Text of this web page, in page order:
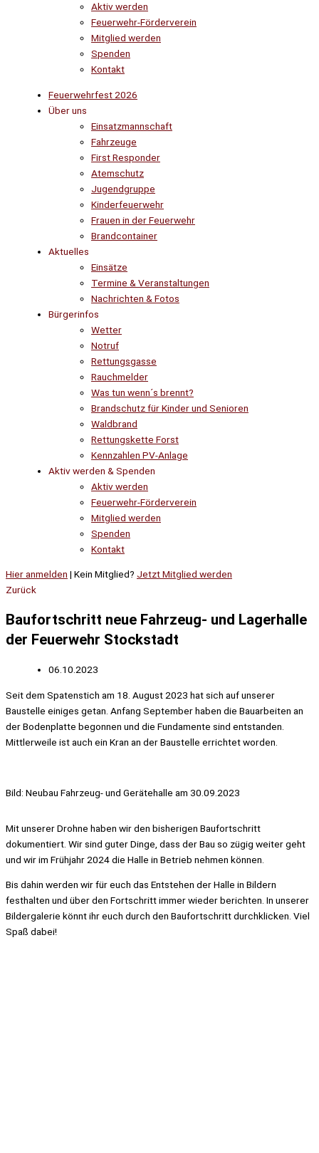
Aktiv werden
Feuerwehr-Förderverein
Mitglied werden
Spenden
Kontakt
Feuerwehrfest 2026
Über uns
Einsatzmannschaft
Fahrzeuge
First Responder
Atemschutz
Jugendgruppe
Kinderfeuerwehr
Frauen in der Feuerwehr
Brandcontainer
Aktuelles
Einsätze
Termine & Veranstaltungen
Nachrichten & Fotos
Bürgerinfos
Wetter
Notruf
Rettungsgasse
Rauchmelder
Was tun wenn´s brennt?
Brandschutz für Kinder und Senioren
Waldbrand
Rettungskette Forst
Kennzahlen PV-Anlage
Aktiv werden & Spenden
Aktiv werden
Feuerwehr-Förderverein
Mitglied werden
Spenden
Kontakt
Hier anmelden | Kein Mitglied? Jetzt Mitglied werden
Zurück
Baufortschritt neue Fahrzeug- und Lagerhalle
der Feuerwehr Stockstadt
06.10.2023
Seit dem Spatenstich am 18. August 2023 hat sich auf unserer
Baustelle einiges getan. Anfang September haben die Bauarbeiten an
der Bodenplatte begonnen und die Fundamente sind entstanden.
Mittlerweile ist auch ein Kran an der Baustelle errichtet worden.
Bild: Neubau Fahrzeug- und Gerätehalle am 30.09.2023
Mit unserer Drohne haben wir den bisherigen Baufortschritt
dokumentiert. Wir sind guter Dinge, dass der Bau so zügig weiter geht
und wir im Frühjahr 2024 die Halle in Betrieb nehmen können.
Bis dahin werden wir für euch das Entstehen der Halle in Bildern
festhalten und über den Fortschritt immer wieder berichten. In unserer
Bildergalerie könnt ihr euch durch den Baufortschritt durchklicken. Viel
Spaß dabei!